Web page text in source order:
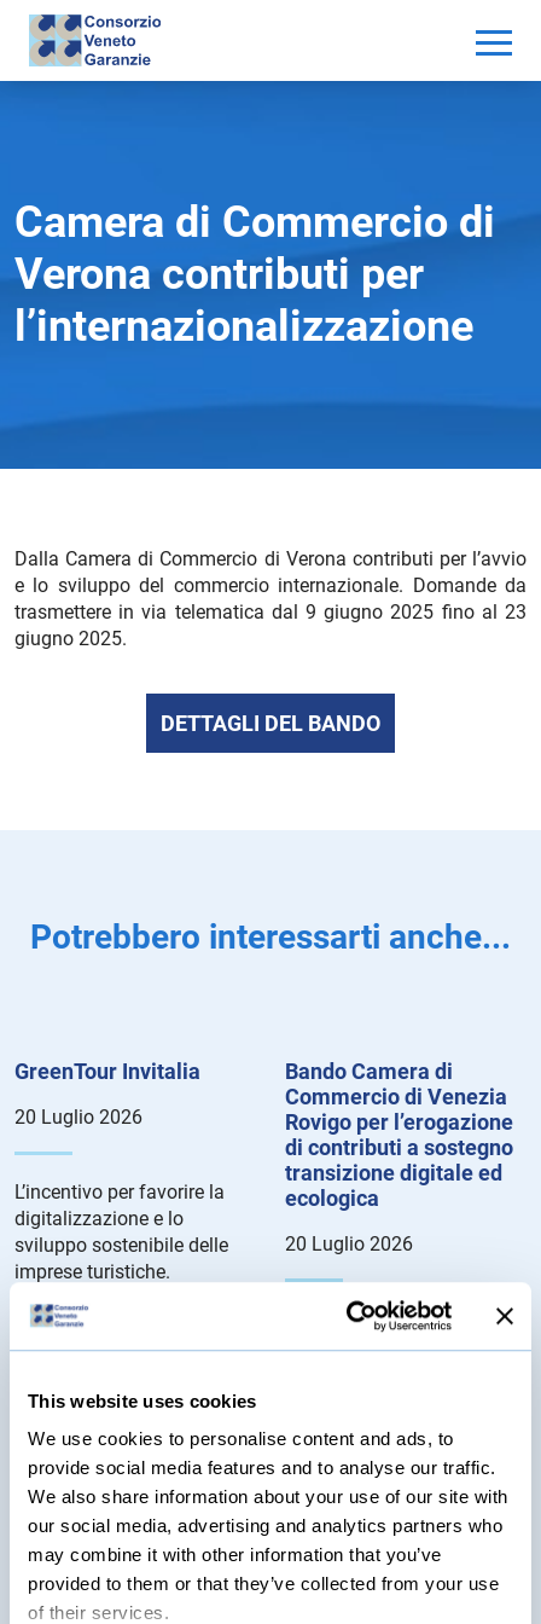
This website uses cookies
We use cookies to personalise content and ads, to
provide social media features and to analyse our traffic.
We also share information about your use of our site with
our social media, advertising and analytics partners who
may combine it with other information that you’ve
provided to them or that they’ve collected from your use
of their services.
Camera di Commercio di
Verona contributi per
l’internazionalizzazione
Dalla Camera di Commercio di Verona contributi per l’avvio
e lo sviluppo del commercio internazionale. Domande da
trasmettere in via telematica dal 9 giugno 2025 fino al 23
giugno 2025.
DETTAGLI DEL BANDO
Potrebbero interessarti anche...
GreenTour Invitalia
20 Luglio 2026
L’incentivo per favorire la
digitalizzazione e lo
sviluppo sostenibile delle
imprese turistiche.
Dettagli del Bando...
Bando Camera di
Commercio di Venezia
Rovigo per l’erogazione
di contributi a sostegno
transizione digitale ed
ecologica
20 Luglio 2026
Le agevolazioni consistono
in voucher rivolti alle
locali nella circoscrizione
territoriale della Camera di
Commercio di Venezia e
Rovigo. Dettagli del bando...
Bando Camera di
Commercio di Padova